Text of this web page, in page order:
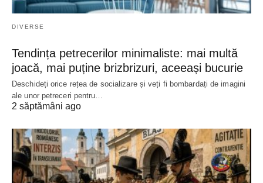
DIVERSE
Tendința petrecerilor minimaliste: mai multă
joacă, mai puține brizbrizuri, aceeași bucurie
Deschideți orice rețea de socializare și veți fi bombardați de imagini
ale unor petreceri pentru…
2 săptămâni ago